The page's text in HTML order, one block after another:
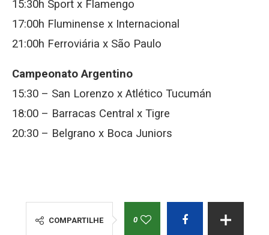
15:30h Sport x Flamengo
17:00h Fluminense x Internacional
21:00h Ferroviária x São Paulo
Campeonato Argentino
15:30 – San Lorenzo x Atlético Tucumán
18:00 – Barracas Central x Tigre
20:30 – Belgrano x Boca Juniors
COMPARTILHE 0